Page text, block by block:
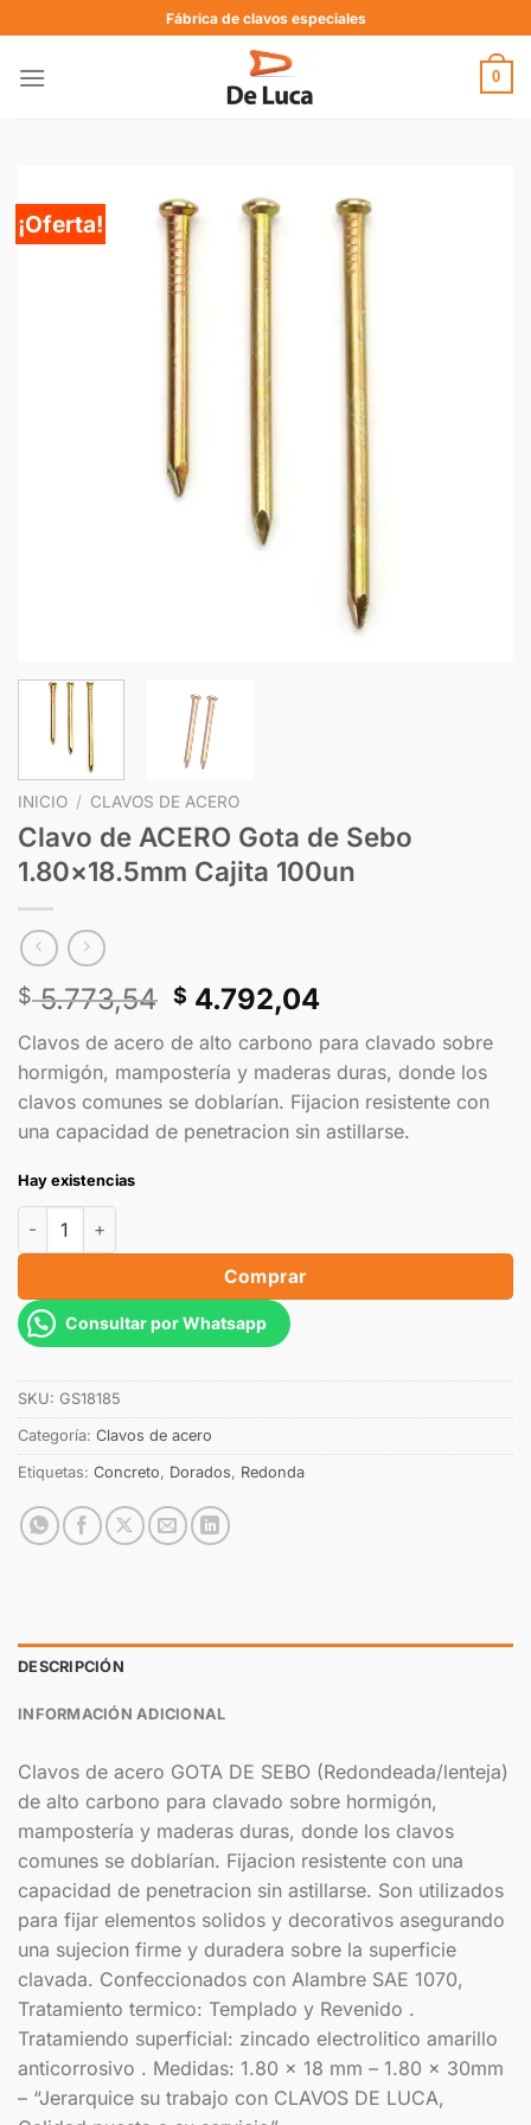
Fábrica de clavos especiales
0
¡Oferta!
INICIO / CLAVOS DE ACERO
Clavo de ACERO Gota de Sebo
1.80×18.5mm Cajita 100un
$5.773,54 $ 4.792,04
Clavos de acero de alto carbono para clavado sobre
hormigón, mampostería y maderas duras, donde los
clavos comunes se doblarían. Fijacion resistente con
una capacidad de penetracion sin astillarse.
Hay existencias
Comprar
Consultar por Whatsapp
SKU: GS18185
Categoría: Clavos de acero
Etiquetas: Concreto, Dorados, Redonda
DESCRIPCIÓN
INFORMACIÓN ADICIONAL
Clavos de acero GOTA DE SEBO (Redondeada/lenteja)
de alto carbono para clavado sobre hormigón,
mampostería y maderas duras, donde los clavos
comunes se doblarían. Fijacion resistente con una
capacidad de penetracion sin astillarse. Son utilizados
para fijar elementos solidos y decorativos asegurando
una sujecion firme y duradera sobre la superficie
clavada. Confeccionados con Alambre SAE 1070,
Tratamiento termico: Templado y Revenido .
Tratamiendo superficial: zincado electrolitico amarillo
anticorrosivo . Medidas: 1.80 x 18 mm – 1.80 x 30mm
– “Jerarquice su trabajo con CLAVOS DE LUCA,